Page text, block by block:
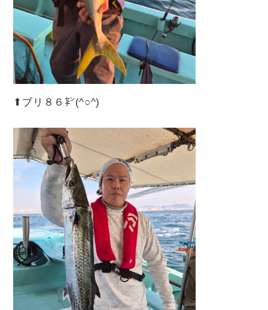
⬆︎ブリ８６㌢(^○^)